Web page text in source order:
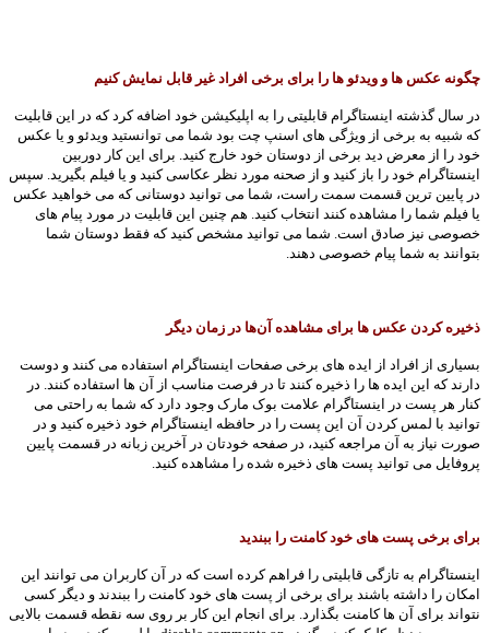
چگونه عکس ها و ویدئو ها را برای برخی افراد غیر قابل نمایش کنیم
در سال گذشته اینستاگرام قابلیتی را به اپلیکیشن خود اضافه کرد که در این قابلیت
که شبیه به برخی از ویژگی های اسنپ چت بود شما می توانستید ویدئو و یا عکس
خود را از معرض دید برخی از دوستان خود خارج کنید. برای این کار دوربین
اینستاگرام خود را باز کنید و از صحنه مورد نظر عکاسی کنید و یا فیلم بگیرید. سپس
در پایین ترین قسمت سمت راست، شما می توانید دوستانی که می خواهید عکس
یا فیلم شما را مشاهده کنند انتخاب کنید. هم چنین این قابلیت در مورد پیام های
خصوصی نیز صادق است. شما می توانید مشخص کنید که فقط دوستان شما
بتوانند به شما پیام خصوصی دهند.
ذخیره کردن عکس ها برای مشاهده آن‌ها در زمان دیگر
بسیاری از افراد از ایده های برخی صفحات اینستاگرام استفاده می کنند و دوست
دارند که این ایده ها را ذخیره کنند تا در فرصت مناسب از آن ها استفاده کنند. در
کنار هر پست در اینستاگرام علامت بوک مارک وجود دارد که شما به راحتی می
توانید با لمس کردن آن این پست را در حافظه اینستاگرام خود ذخیره کنید و در
صورت نیاز به آن مراجعه کنید، در صفحه خودتان در آخرین زبانه در قسمت پایین
پروفایل می توانید پست های ذخیره شده را مشاهده کنید.
برای برخی پست های خود کامنت را ببندید
اینستاگرام به تازگی قابلیتی را فراهم کرده است که در آن کاربران می توانند این
امکان را داشته باشند برای برخی از پست های خود کامنت را ببندند و دیگر کسی
نتواند برای آن ها کامنت بگذارد. برای انجام این کار بر روی سه نقطه قسمت بالایی